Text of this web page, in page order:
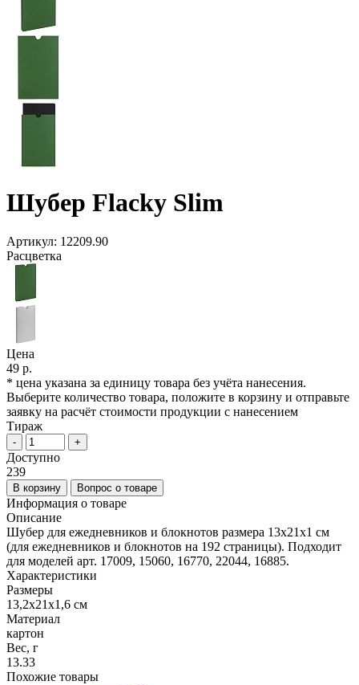
Шубер Flacky Slim
Артикул: 12209.90
Расцветка
Цена
49 р.
* цена указана за единицу товара без учёта нанесения.
Выберите количество товара, положите в корзину и отправьте
заявку на расчёт стоимости продукции с нанесением
Тираж
- +
Доступно
239
В корзину Вопрос о товаре
Информация о товаре
Описание
Шубер для ежедневников и блокнотов размера 13х21х1 см
(для ежедневников и блокнотов на 192 страницы). Подходит
для моделей арт. 17009, 15060, 16770, 22044, 16885.
Характеристики
Размеры
13,2х21х1,6 см
Материал
картон
Вес, г
13.33
Похожие товары